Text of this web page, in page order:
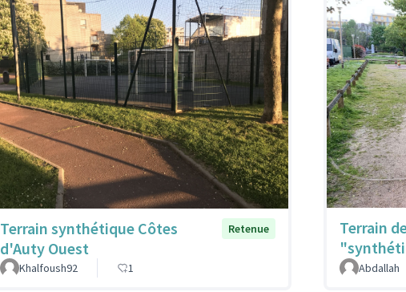
Terrain synthétique Côtes
d'Auty Ouest
Retenue
Khalfoush92 1
Terrain
Abdallah